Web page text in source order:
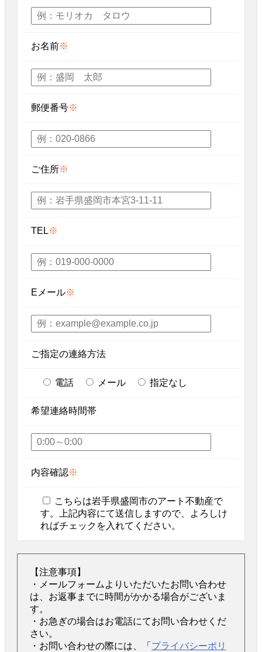
お名前※
郵便番号※
ご住所※
TEL※
Eメール※
ご指定の連絡方法
電話 メール 指定なし
希望連絡時間帯
内容確認※
こちらは岩手県盛岡市のアート不動産で
す。上記内容にて送信しますので、よろしけ
ればチェックを入れてください。
【注意事項】
・メールフォームよりいただいたお問い合わせ
は、お返事までに時間がかかる場合がございま
す。
・お急ぎの場合はお電話にてお問い合わせくだ
さい。
・お問い合わせの際には、「 プライバシーポリ